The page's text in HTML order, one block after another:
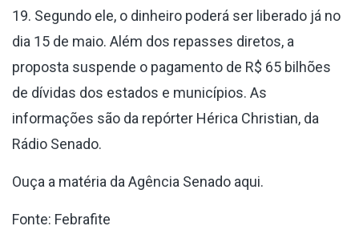
19. Segundo ele, o dinheiro poderá ser liberado já no
dia 15 de maio. Além dos repasses diretos, a
proposta suspende o pagamento de R$ 65 bilhões
de dívidas dos estados e municípios. As
informações são da repórter Hérica Christian, da
Rádio Senado.
Ouça a matéria da Agência Senado aqui.
Fonte: Febrafite